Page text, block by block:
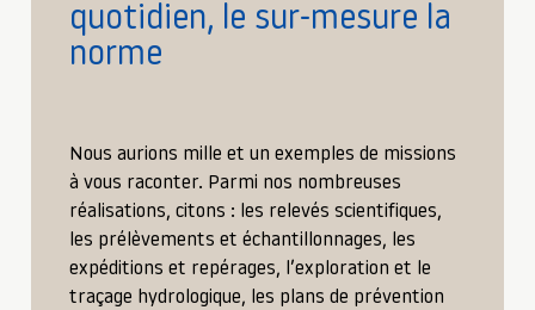
quotidien, le sur-mesure la
norme
Nous aurions mille et un exemples de missions
à vous raconter. Parmi nos nombreuses
réalisations, citons : les relevés scientifiques,
les prélèvements et échantillonnages, les
expéditions et repérages, l’exploration et le
traçage hydrologique, les plans de prévention